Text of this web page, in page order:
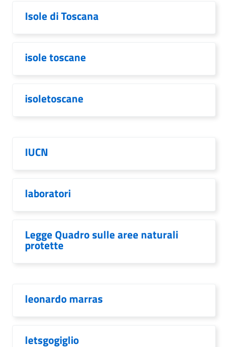
Isole di Toscana
isole toscane
isoletoscane
IUCN
laboratori
Legge Quadro sulle aree naturali
protette
leonardo marras
letsgogiglio